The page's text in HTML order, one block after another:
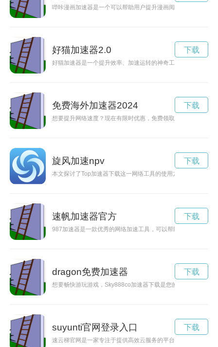
哔咔漫画加速器是一个可以帮助用户提升漫画阅读速度的工具
好猫加速器2.0
好猫加速器是一个提升效率、加速运转的神奇工具，让工作更高
下载
免费海外加速器2024
想要提升网络速度？现在有限时优惠，免费领取30分钟加速器
下载
旋风加速npv
本文探讨了Top加速器下载这一网络工具的使用方法和优势，帮
下载
速帆加速器官方
987加速器是一款优秀的网络加速工具，可以帮助用户提升网
下载
dragon免费加速器
想要畅快游玩游戏，Sky888co加速器下载是您的不二选择。快
下载
suyunti官网登录入口
速云梯官网是一家专注于提供高效云服务的平台，为用户提供
下载